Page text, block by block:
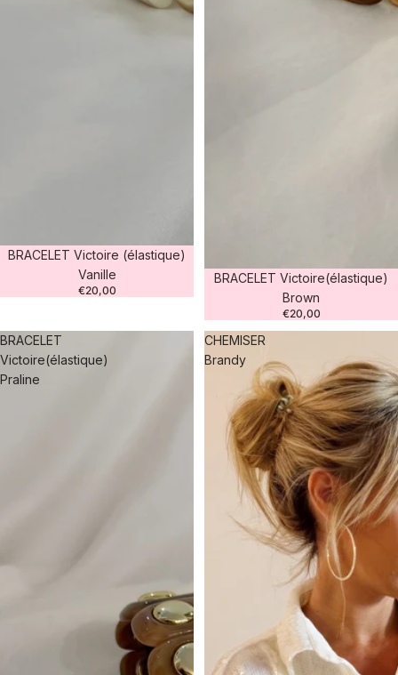
BRACELET Victoire (élastique)
Vanille
€20,00
BRACELET Victoire(élastique)
Brown
€20,00
BRACELET
Victoire(élastique)
Praline
CHEMISER
Brandy